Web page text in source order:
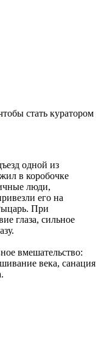
стать куратором
одной из
в коробочке
люди,
его на
При
глаза, сильное
вмешательство:
века, санация